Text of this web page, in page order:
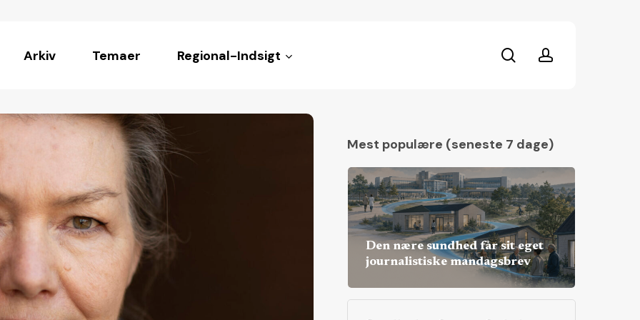
Arkiv Temaer Regional-Indsigt searchaccount
Mest populære (seneste 7 dage)
Den nære sundhed får sit eget
journalistiske mandagsbrev